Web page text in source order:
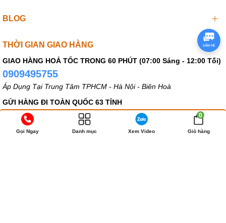
Đồ chơi tình dục nữ cao cấp
cuộc, Nhung phụ nữ với nhu cầu cao, Thích đa dạng hưng
phấn trong màn dạo đầu chị sẽ cảm thấy thật phổ biến xúc
cảm cô bé tăng hưng phấn và cảm thấy phổ thông hưng
phấn hơn.
BLOG
THỜI GIAN GIAO HÀNG
GIAO HÀNG HOẢ TỐC TRONG 60 PHÚT (07:00 Sáng - 12:00 Tối)
0909495755
Áp Dụng Tại Trung Tâm TPHCM - Hà Nội - Biên Hoà
GỬI HÀNG ĐI TOÀN QUỐC 63 TỈNH
0909495755
Thời gian nhận hàng 1-4 Ngày (KÍN ĐÁO - BẢO MẬT - KÊ KHAI NỘI
Gọi Ngay Danh mục Xem Video
0
Giỏ hàng